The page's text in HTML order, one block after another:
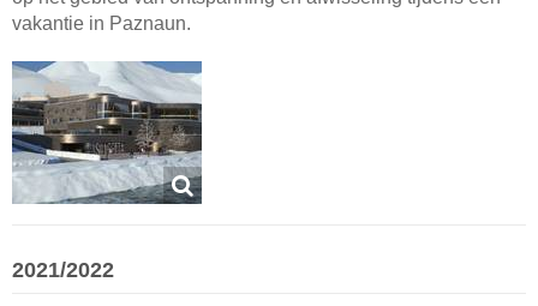
vakantie in Paznaun.
2021/2022